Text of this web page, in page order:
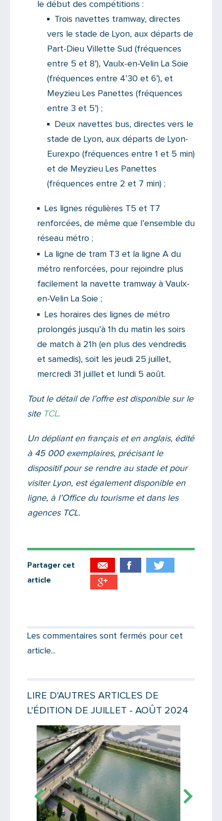
le début des compétitions :
Trois navettes tramway, directes
vers le stade de Lyon, aux départs de
Part-Dieu Villette Sud (fréquences
entre 5 et 8’), Vaulx-en-Velin La Soie
(fréquences entre 4’30 et 6’), et
Meyzieu Les Panettes (fréquences
entre 3 et 5’) ;
Deux navettes bus, directes vers le
stade de Lyon, aux départs de Lyon-
Eurexpo (fréquences entre 1 et 5 min)
et de Meyzieu Les Panettes
(fréquences entre 2 et 7 min) ;
Les lignes régulières T5 et T7
renforcées, de même que l’ensemble du
réseau métro ;
La ligne de tram T3 et la ligne A du
métro renforcées, pour rejoindre plus
facilement la navette tramway à Vaulx-
en-Velin La Soie ;
Les horaires des lignes de métro
prolongés jusqu’à 1h du matin les soirs
de match à 21h (en plus des vendredis
et samedis), soit les jeudi 25 juillet,
mercredi 31 juillet et lundi 5 août.
Tout le détail de l’offre est disponible sur le
site TCL.
Un dépliant en français et en anglais, édité
à 45 000 exemplaires, précisant le
dispositif pour se rendre au stade et pour
visiter Lyon, est également disponible en
ligne, à l’Office du tourisme et dans les
agences TCL.
Partager cet
article
Message
Les commentaires sont fermés pour cet
article...
LIRE D'AUTRES ARTICLES DE
L'ÉDITION DE JUILLET - AOÛT 2024
Lire la suite